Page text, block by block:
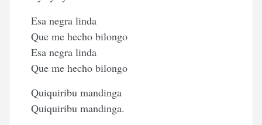
Esa negra linda
Que me hecho bilongo
Esa negra linda
Que me hecho bilongo
Quiquiribu mandinga
Quiquiribu mandinga.